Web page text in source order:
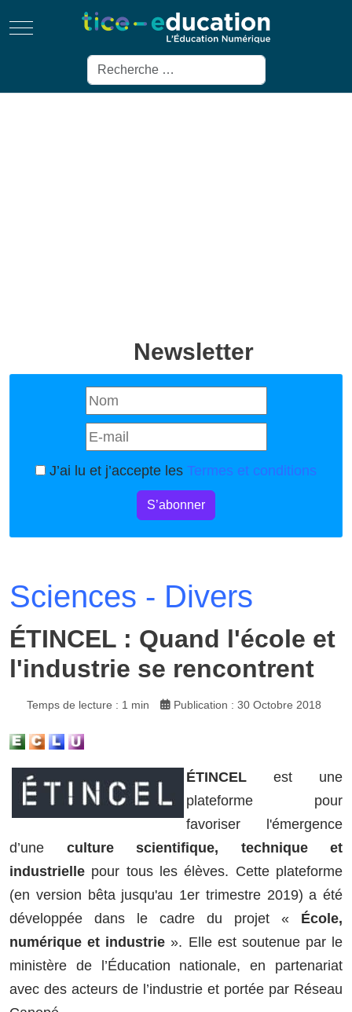
Mobile Menu Toggle
Rechercher
Newsletter
J’ai lu et j’accepte les Termes et conditions
S’abonner
Sciences - Divers
ÉTINCEL : Quand l'école et
l'industrie se rencontrent
Temps de lecture : 1 min Publication : 30 Octobre 2018
ÉTINCEL est une
plateforme pour
favoriser l'émergence
d’une culture scientifique, technique et
industrielle pour tous les élèves. Cette plateforme
(en version bêta jusqu'au 1er trimestre 2019) a été
développée dans le cadre du projet « École,
numérique et industrie ». Elle est soutenue par le
ministère de l’Éducation nationale, en partenariat
avec des acteurs de l’industrie et portée par Réseau